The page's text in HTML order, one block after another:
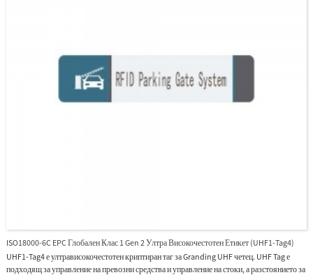
ISO18000-6C EPC Глобален Клас 1 Gen 2 Ултра Високочестотен Етикет (UHF1-Tag4)
UHF1-Tag4 е ултрависокочестотен криптиран таг за Granding UHF четец. UHF Tag е
подходящ за управление на превозни средства и управление на стоки, а разстоянието за